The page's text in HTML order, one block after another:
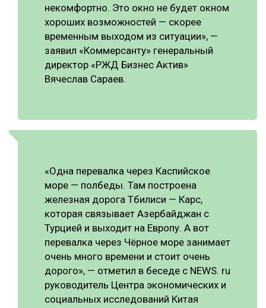
некомфортно. Это окно не будет окном
хороших возможностей — скорее
временным выходом из ситуации», —
заявил «Коммерсанту» генеральный
директор «РЖД Бизнес Актив»
Вячеслав Сараев.
«Одна перевалка через Каспийское
море — полбеды. Там построена
железная дорога Тбилиси — Карс,
которая связывает Азербайджан с
Турцией и выходит на Европу. А вот
перевалка через Чёрное море занимает
очень много времени и стоит очень
дорого», — отметил в беседе с NEWS. ru
руководитель Центра экономических и
социальных исследований Китая